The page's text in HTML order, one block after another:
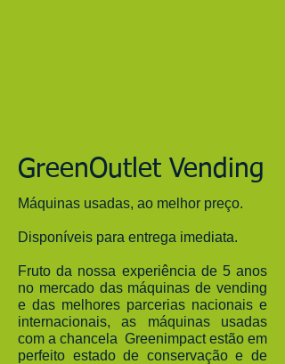
GreenOutlet Vending
Máquinas usadas, ao melhor preço.
Disponíveis para entrega imediata.
Fruto da nossa experiência de 5 anos
no mercado das máquinas de vending
e das melhores parcerias nacionais e
internacionais, as máquinas usadas
com a chancela Greenimpact estão em
perfeito estado de conservação e de